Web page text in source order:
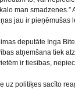
man smadzenes.”
jau ir pieņēmušas
deputāte Inga
atņemšana tiek
ir tiesības,
uz politiķes sacīto